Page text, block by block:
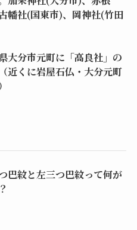
幡社(国東市)、岡神社(竹田
大分市元町に「高良社」の
近くに岩屋石仏・大分元町
巴紋と左三つ巴紋って何が